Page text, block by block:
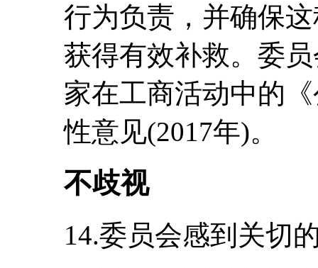
行为负责，并确保
获得有效补救。委
家在工商活动中的
性意见(2017年)。
不歧视
14.委员会感到关切